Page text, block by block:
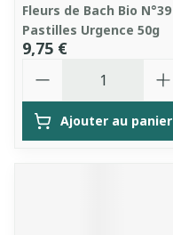
Fleurs de Bach Bio N°39
Pastilles Urgence 50g
9,75 €
Ajouter au panier